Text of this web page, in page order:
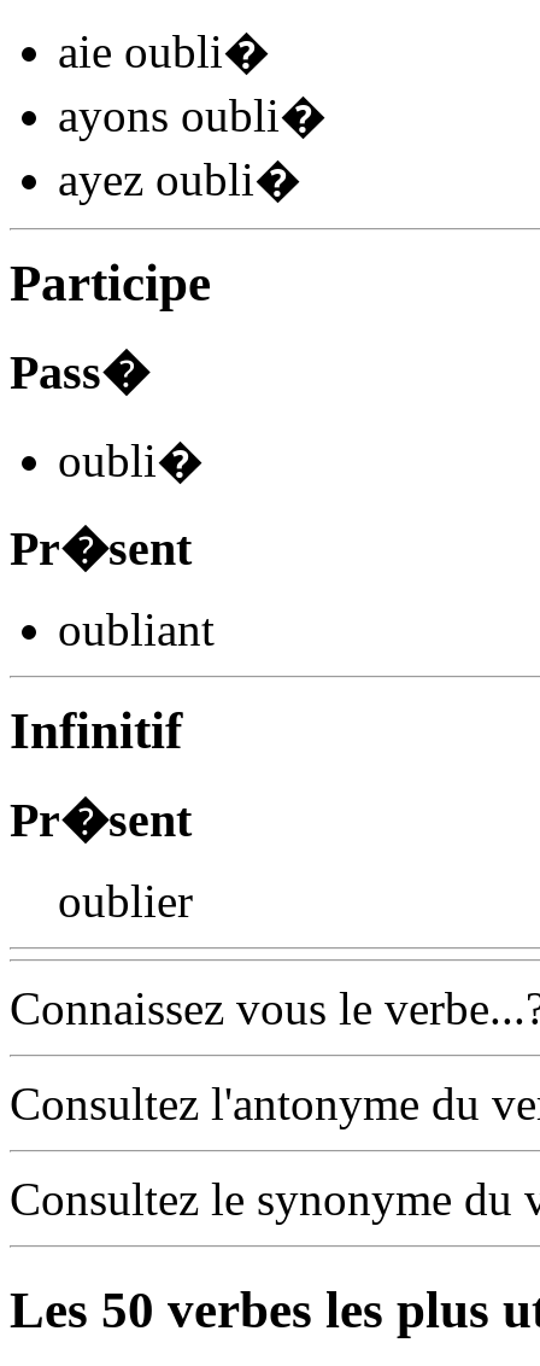
aie oubli�
ayons oubli�
ayez oubli�
Participe
Pass�
oubli�
Pr�sent
oubliant
Infinitif
Pr�sent
oublier
Connaissez vous le
Consultez l'antonyme du
Consultez le synonyme du
Les 50 verbes les plus